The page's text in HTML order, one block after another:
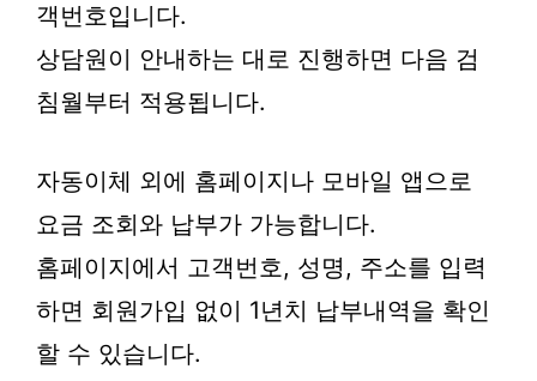
객번호입니다.
상담원이 안내하는 대로 진행하면 다음 검
침월부터 적용됩니다.
자동이체 외에 홈페이지나 모바일 앱으로
요금 조회와 납부가 가능합니다.
홈페이지에서 고객번호, 성명, 주소를 입력
하면 회원가입 없이 1년치 납부내역을 확인
할 수 있습니다.